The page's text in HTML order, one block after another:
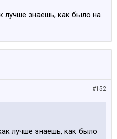
лучше знаешь, как было на
#152
лучше знаешь, как было